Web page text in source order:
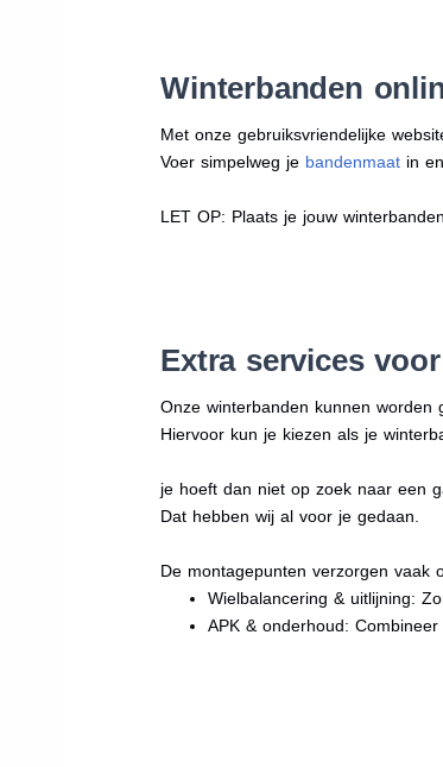
Winterbanden
Met onze gebruiksvriendelijke
Voer simpelweg je bandenmaat in
LET OP: Plaats je jouw
Extra services
Onze winterbanden kunnen worden
Hiervoor kun je kiezen als je
je hoeft dan niet op zoek naar een
Dat hebben wij al voor je gedaan.
De montagepunten verzorgen vaak
Wielbalancering & uitlijning:
APK & onderhoud: